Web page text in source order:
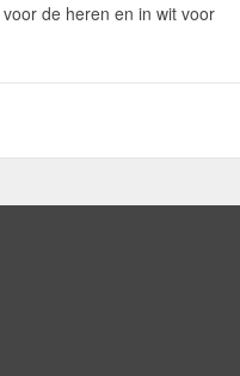
de heren en in wit voor